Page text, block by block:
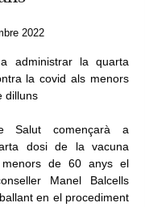
2022
Salut començarà a
dosi de la vacuna
de 60 anys el
Manel Balcells
en el procediment